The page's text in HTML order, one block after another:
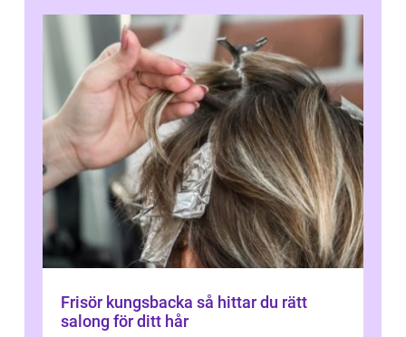
Frisör kungsbacka så hittar du rätt
salong för ditt hår